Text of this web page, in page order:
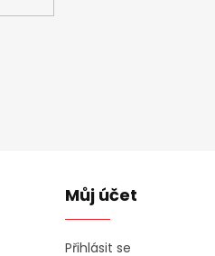
Můj účet
Přihlásit se